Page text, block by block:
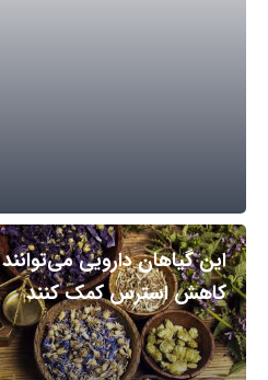
این گیاهان دارویی
کاهش استرس کمک کنند